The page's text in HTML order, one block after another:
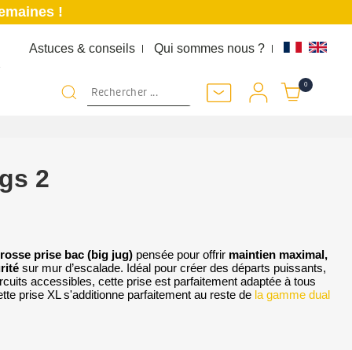
!
Astuces & conseils Qui sommes nous ?
0
2
prise bac (big jug) pensée pour offrir maintien maximal,
sur mur d’escalade. Idéal pour créer des départs puissants,
accessibles, cette prise est parfaitement adaptée à tous
prise XL s'additionne parfaitement au reste de la gamme dual